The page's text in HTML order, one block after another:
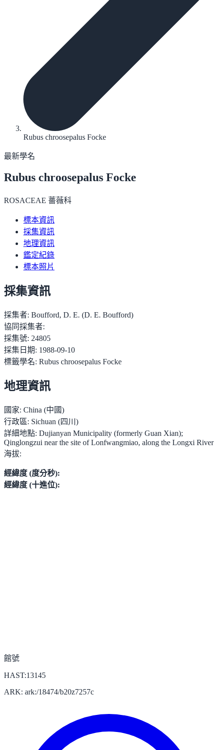
Rubus chroosepalus Focke
最新學名
Rubus chroosepalus Focke
ROSACEAE 薔薇科
標本資訊
採集資訊
地理資訊
鑑定紀錄
標本照片
採集資訊
採集者: Boufford, D. E. (D. E. Boufford)
協同採集者:
採集號: 24805
採集日期: 1988-09-10
標籤學名: Rubus chroosepalus Focke
地理資訊
國家: China (中國)
行政區: Sichuan (四川)
詳細地點: Dujianyan Municipality (formerly Guan Xian);
Qinglongzui near the site of Lonfwangmiao, along the Longxi River
海拔:
經緯度 (度分秒):
經緯度 (十進位):
館號
HAST:13145
ARK: ark:/18474/b20z7257c